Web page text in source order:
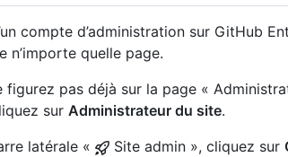
compte d’administration sur GitHub
n’importe quelle page.
figurez pas déjà sur la page «
sur Administrateur du site.
latérale «
Site admin », cliquez sur